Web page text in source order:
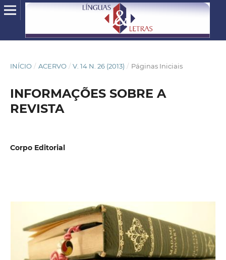
INÍCIO / ACERVO / V. 14 N. 26 (2013) / Páginas Iniciais
INFORMAÇÕES SOBRE A
REVISTA
Corpo Editorial